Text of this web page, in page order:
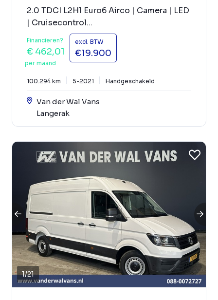
2.0 TDCI L2H1 Euro6 Airco | Camera | LED
| Cruisecontrol...
Financieren?
€ 462,01
per maand
excl. BTW
€19.900
100.294 km 5-2021 Handgeschakeld
Van der Wal Vans
Langerak
1/21